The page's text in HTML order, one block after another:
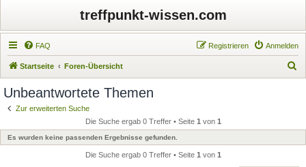
treffpunkt-wissen.com
FAQ Anmelden
Registrieren
Startseite Foren-Übersicht
e
Unbeantwortete Themen
Zur erweiterten Suche
Die Suche ergab 0 Treffer • Seite 1 von 1
Es wurden keine passenden Ergebnisse gefunden.
Die Suche ergab 0 Treffer • Seite 1 von 1